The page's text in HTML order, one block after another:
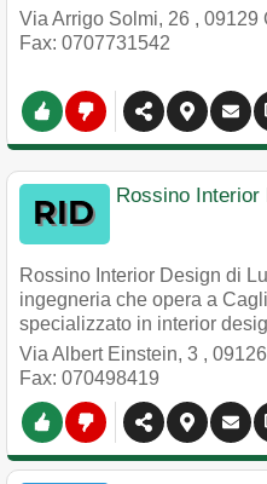
Via Arrigo Solmi, 26 , 09129
Fax: 0707731542
Rossino Interior
Rossino Interior Design di
ingegneria che opera a
specializzato in interior
Via Albert Einstein, 3 , 09126
Fax: 070498419